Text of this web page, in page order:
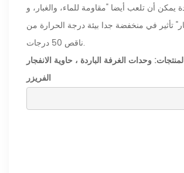
يمكن أن تلعب أيضا "مقاومة للماء، والغبار، و
تأثير في منخفضة جدا بيئة درجة الحرارة من
ناقص 50 درجات.
وحدات الغرفة الباردة ، حاوية الانفجار
الفريزر